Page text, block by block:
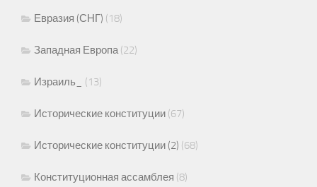
Евразия (СНГ) (18)
Западная Европа(22)
Израиль_ (13)
Исторические конституции (67)
Исторические конституции (2) (68)
Конституционная ассамблея (8)